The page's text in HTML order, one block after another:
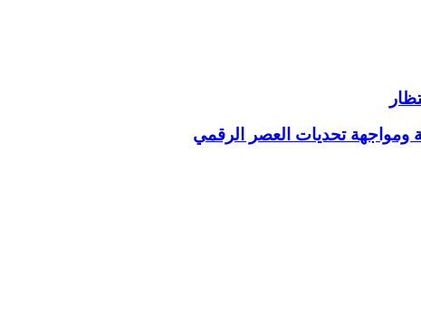
ومواجهة تحديات العصر الرقمي